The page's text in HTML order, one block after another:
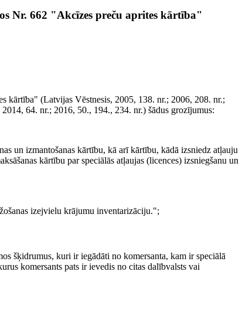
Nr. 662 "Akcīzes preču aprites kārtība"
kārtība" (Latvijas Vēstnesis, 2005, 138. nr.; 2006, 208. nr.;
64. nr.; 2016, 50., 194., 234. nr.) šādus grozījumus:
un izmantošanas kārtību, kā arī kārtību, kādā izsniedz atļauju
kārtību par speciālās atļaujas (licences) izsniegšanu un
izejvielu krājumu inventarizāciju.";
šķidrumus, kuri ir iegādāti no komersanta, kam ir speciālā
komersants pats ir ievedis no citas dalībvalsts vai